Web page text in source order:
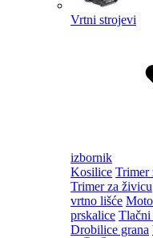
Vrtni strojevi
izbornik
Kosilice Trimer
Trimer za živicu
vrtno lišće
prskalice Tlačni
Drobilice grana